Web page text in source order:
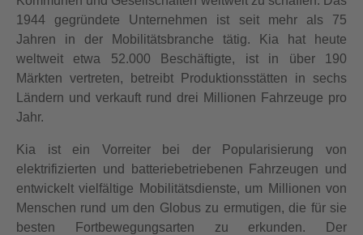
1944 gegründete Unternehmen ist seit mehr als 75
Jahren in der Mobilitätsbranche tätig. Kia hat heute
weltweit etwa 52.000 Beschäftigte, ist in über 190
Märkten vertreten, betreibt Produktionsstätten in sechs
Ländern und verkauft rund drei Millionen Fahrzeuge pro
Jahr.
Kia ist ein Vorreiter bei der Popularisierung von
elektrifizierten und batteriebetriebenen Fahrzeugen und
entwickelt vielfältige Mobilitätsdienste, um Millionen von
Menschen rund um den Globus zu ermutigen, die für sie
besten Fortbewegungsarten zu erkunden. Der